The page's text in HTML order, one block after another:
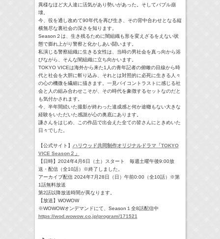
異様なほど大⼈達に活気があり勢いがあった。そしてバブル崩
壊。
今、役を通し改めて90年代を再び⽣き、その背中合わせとなる縦
横無尽な裏社会の深さを知ります。
Season２は、⽣き残るために闇組織も形を変えざるをえない状
態で膨れ上がり警察と化かしあい闘います。
私演じる警察組織に⽣きる⼥性は、当時の男社会を真っ向から浴
びながら、そんな闇組織に⽴ち向かいます。
TOKYO VICEは海外から来た1⼈の⻘年記者の俯瞰の⽬線から時
代と社会を大胆に斬り込み、それとは対照的に必死に⽣きる⼈々
の⼼の機微を繊細に描きます。⼀⾒バイコントラストに感じる社
会と⼈の組み合わせこそが、その時代を象徴するセットなのだと
も気付かされます。
今、半年間続いた撮影が終わった達成感と何か途轍もない大きな
経験をいただいた感謝が⼼の奥底にあります。
謙さんをはじめ、この作品で出会えた全ての皆さんにときめいた
日々でした。
【公式サイト】 ハリウッド共同制作オリジナルドラマ「TOKYO
VICE Season２」
【日時】2024年4月6日（土）スタート 毎週土曜午後9:00放
送・配信（全10話）※終了しました。
アーカイブ配信 2024年7月28日（日）午前0:00（全10話）※第
1話無料放送
第2話以降放送時間が異なります。
【放送】WOWOW
※WOWOWオンデマンドにて、Season１全8話配信中
https://wod.wowow.co.jp/program/171521